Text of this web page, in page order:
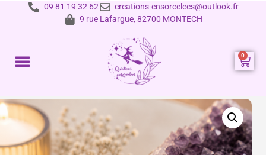
09 81 19 32 62
creations-ensorcelees@outlook.fr
9 rue Lafargue, 82700 MONTECH